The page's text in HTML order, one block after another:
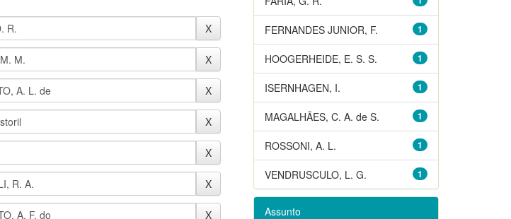
1
FERNANDES JUNIOR, F.
1
HOOGERHEIDE, E. S. S.
1
ISERNHAGEN, I.
1
MAGALHÃES, C. A. de S.
1
ROSSONI, A. L.
1
VENDRUSCULO, L. G.
Assunto